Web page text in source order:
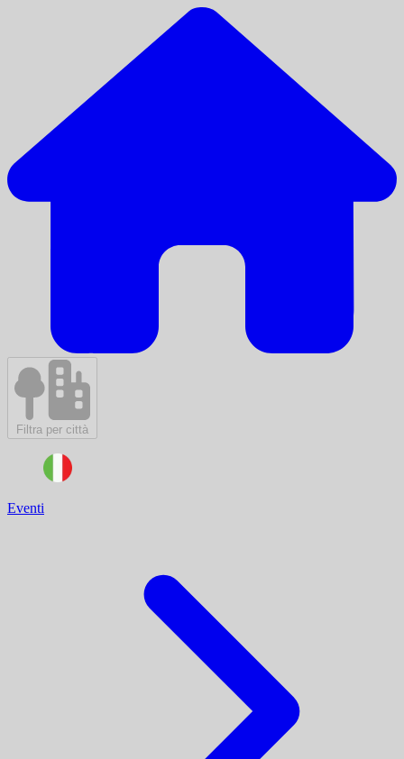
Filtra per città
Eventi